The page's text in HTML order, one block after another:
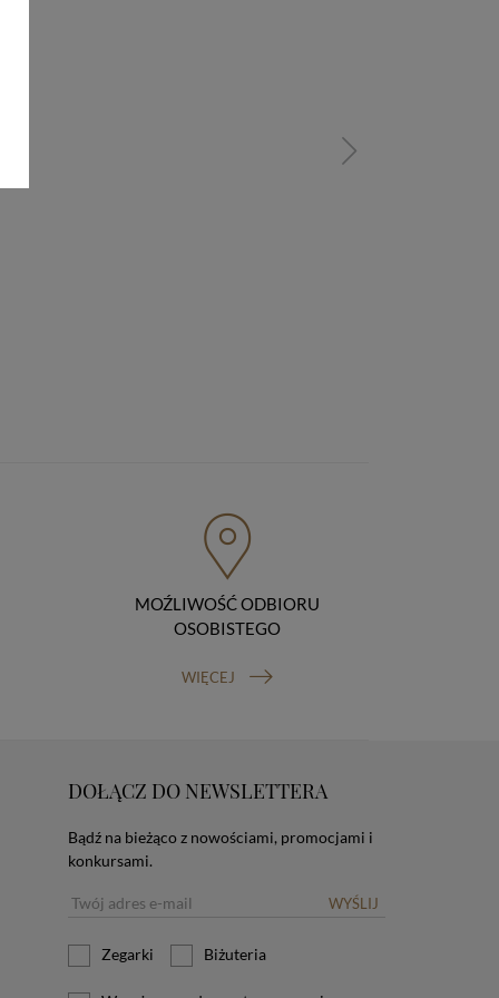
MOŹLIWOŚĆ ODBIORU
OSOBISTEGO
WIĘCEJ
DOŁĄCZ DO NEWSLETTERA
Bądź na bieżąco z nowościami, promocjami i
konkursami.
WYŚLIJ
Zegarki Biżuteria